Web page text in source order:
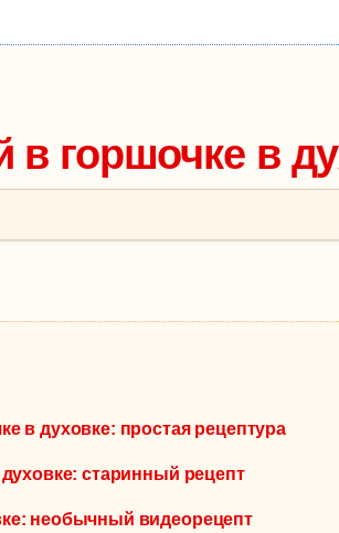
в горшочке в
в духовке: простая рецептура
старинный рецепт
необычный видеорецепт